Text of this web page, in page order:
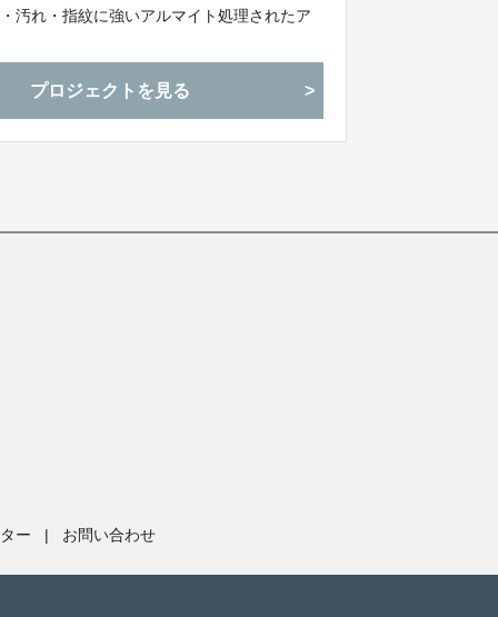
汚れ・指紋に強いアルマイト処理されたア
プロジェクトを見る
ー | お問い合わせ